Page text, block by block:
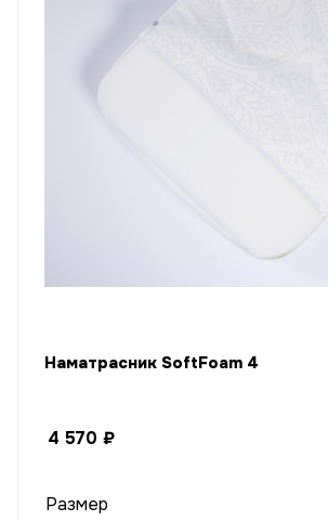
Наматрасник SoftFoam 4
4 570 ₽
Размер